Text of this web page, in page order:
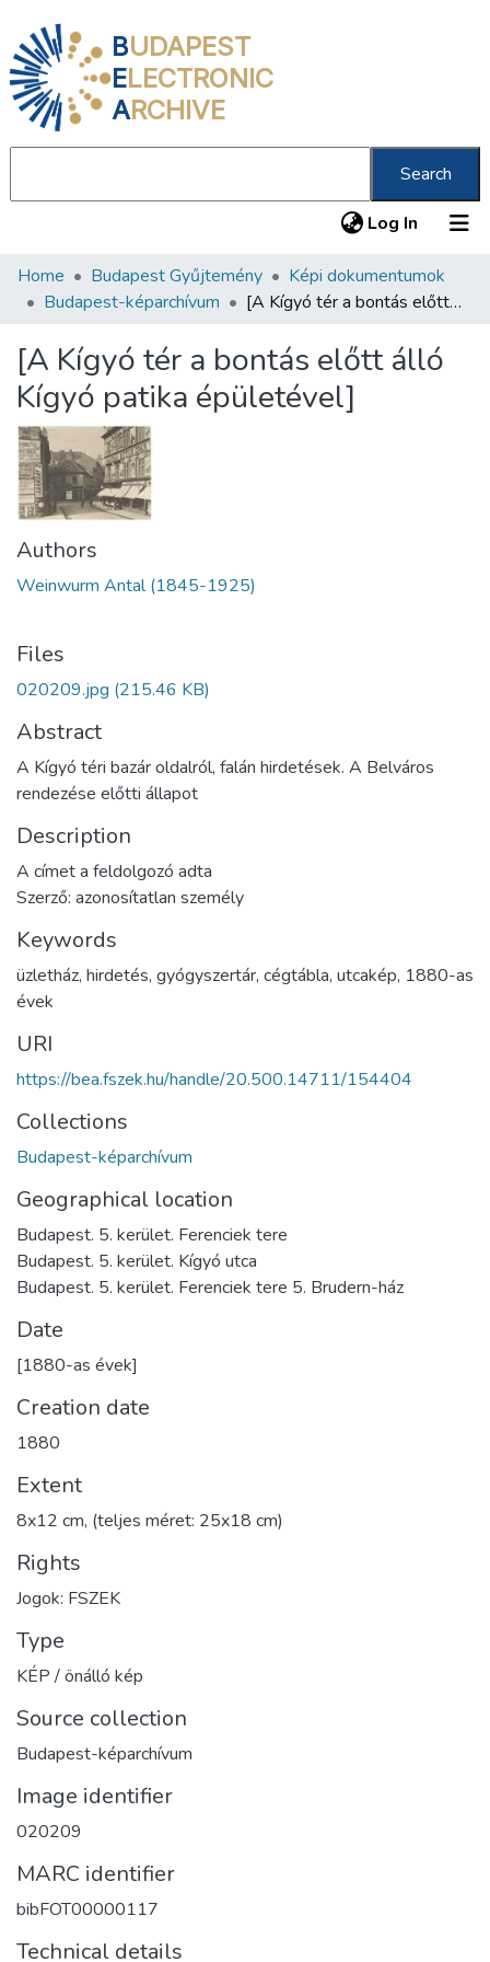
BUDAPEST
ELECTRONIC
ARCHIVE
Search
Log In (current)
Communities & Collections
Statistics
About us
Home Budapest Gyűjtemény
Képi dokumentumok
Budapest-képarchívum
[A Kígyó tér a bontás előtt álló Kígyó patika épületével]
[A Kígyó tér a bontás előtt álló
Kígyó patika épületével]
Authors
Weinwurm Antal (1845-1925)
Files
020209.jpg (215.46 KB)
Abstract
A Kígyó téri bazár oldalról, falán hirdetések. A Belváros
rendezése előtti állapot
Description
A címet a feldolgozó adta
Szerző: azonosítatlan személy
Keywords
üzletház, hirdetés, gyógyszertár, cégtábla, utcakép, 1880-as
évek
URI
https://bea.fszek.hu/handle/20.500.14711/154404
Collections
Budapest-képarchívum
Geographical location
Budapest. 5. kerület. Ferenciek tere
Budapest. 5. kerület. Kígyó utca
Budapest. 5. kerület. Ferenciek tere 5. Brudern-ház
Date
[1880-as évek]
Creation date
1880
Extent
8x12 cm, (teljes méret: 25x18 cm)
Rights
Jogok: FSZEK
Type
KÉP / önálló kép
Source collection
Budapest-képarchívum
Image identifier
020209
MARC identifier
bibFOT00000117
Technical details